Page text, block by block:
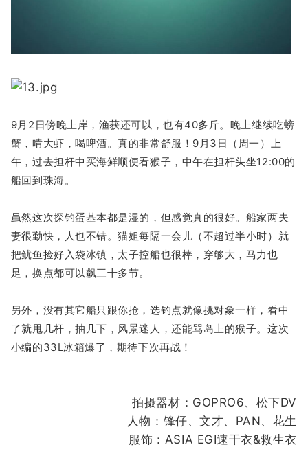
9月2日傍晚上岸，渔获还可以，也有40多斤。晚上继续吃螃
蟹，啃大虾，喝啤酒。真的非常舒服！9月3日（周一）上
午，过去担杆中买海鲜顺便看猴子，中午在担杆头坐12:00的
船回到珠海。
虽然这次探钓蛋基本都是湿的，但感觉真的很好。船家两夫
妻很勤快，人也不错。猫姐每隔一会儿（不超过半小时）就
把鱿鱼捡好入袋冰镇，太子控船也很棒，穿够大，马力也
足，换点都可以飙三十多节。
另外，没有其它船只跟你抢，选钓点就像挑对象一样，看中
了就甩几杆，抽几下，风景迷人，还能骂岛上的猴子。这次
小编的33L冰箱爆了，期待下次再战！
拍摄器材：GOPRO6、松下DV
人物：锋仔、文才、PAN、花生
服饰：ASIA EGI速干衣&救生衣